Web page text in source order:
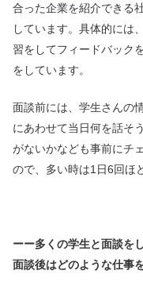
合った企業を紹介できる
しています。具体的には
習をしてフィードバック
をしています。
面談前には、学生さんの
にあわせて当日何を話そ
がないかなども事前にチ
ので、多い時は1日6回ほ
ーー多くの学生と面談を
面談後はどのような仕事